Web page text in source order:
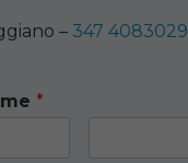
– 347 4083029
*